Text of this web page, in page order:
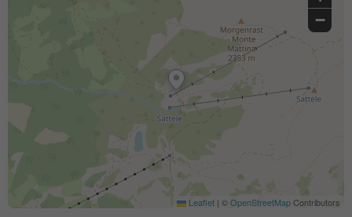
−
Leaflet | ©OpenStreetMapContributors